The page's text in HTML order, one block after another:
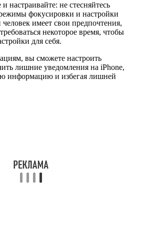
настраивайте: не стесняйтесь
фокусировки и настройки
имеет свои предпочтения,
некоторое время, чтобы
для себя.
вы сможете настроить
лишние уведомления на iPhone,
информацию и избегая лишней